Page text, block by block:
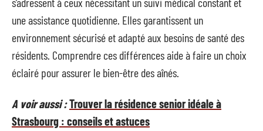
une assistance quotidienne. Elles garantissent un
environnement sécurisé et adapté aux besoins de santé des
résidents. Comprendre ces différences aide à faire un choix
éclairé pour assurer le bien-être des aînés.
A voir aussi :Trouver la résidence senior idéale à
Strasbourg : conseils et astuces